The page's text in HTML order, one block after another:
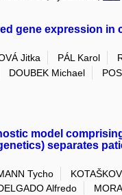
gene expression in
Jitka PÁL Karol
DOUBEK Michael
model
separates
Tycho
Alfredo